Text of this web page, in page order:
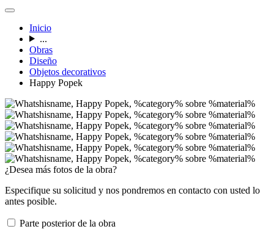
Inicio
...
Obras
Diseño
Objetos decorativos
Happy Popek
¿Desea más fotos de la obra?
Especifique su solicitud y nos pondremos en contacto con usted lo
antes posible.
Parte posterior de la obra